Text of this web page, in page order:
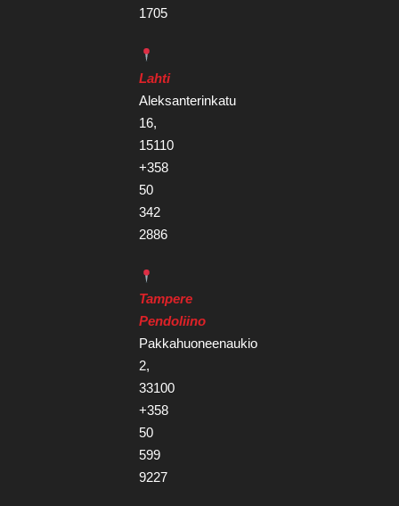
1705
Lahti
Aleksanterinkatu
16,
15110
+358
50
342
2886
Tampere
Pendoliino
Pakkahuoneenaukio
2,
33100
+358
50
599
9227